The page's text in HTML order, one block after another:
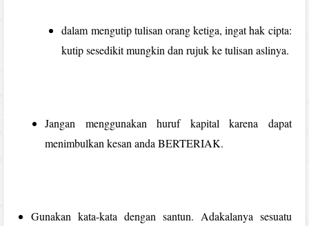
dalam mengutip tulisan orang ketiga, ingat hak cipta:
kutip sesedikit mungkin dan rujuk ke tulisan aslinya.
Jangan menggunakan huruf kapital karena dapat
menimbulkan kesan anda BERTERIAK.
Gunakan kata-kata dengan santun. Adakalanya sesuatu